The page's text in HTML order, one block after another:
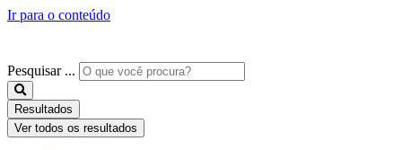
Ir para o conteúdo
Pesquisar ...
Resultados
Ver todos os resultados